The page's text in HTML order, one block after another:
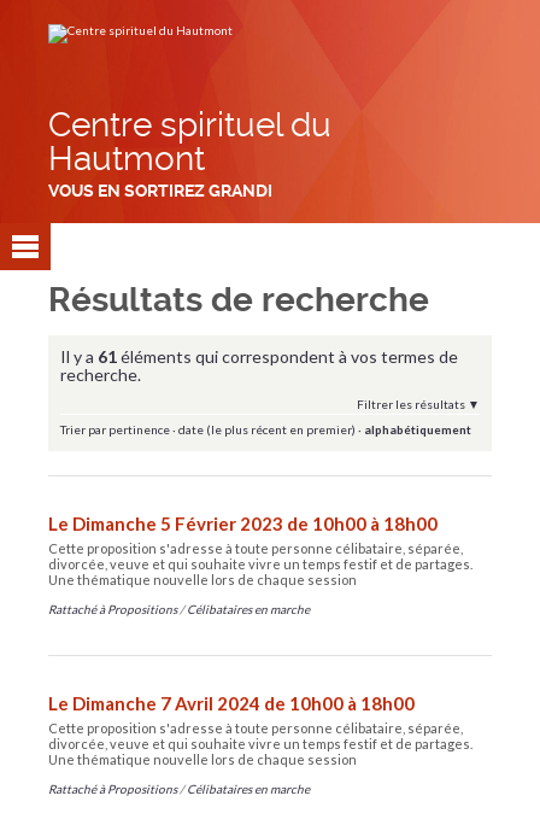
contenu.
Centre spirituel du
Hautmont
VOUS EN SORTIREZ GRANDI
Résultats de recherche
Il y a 61éléments qui correspondent à vos termes de
recherche.
Filtrer les résultats
Trier par pertinence· date (le plus récent en premier) · alphabétiquement
Le Dimanche 5 Février 2023 de 10h00 à 18h00
Cette proposition s'adresse à toute personne célibataire, séparée,
divorcée, veuve et qui souhaite vivre un temps festif et de partages.
Une thématique nouvelle lors de chaque session
Rattaché à Propositions /Célibataires en marche
Le Dimanche 7 Avril 2024 de 10h00 à 18h00
Cette proposition s'adresse à toute personne célibataire, séparée,
divorcée, veuve et qui souhaite vivre un temps festif et de partages.
Une thématique nouvelle lors de chaque session
Rattaché à Propositions /Célibataires en marche